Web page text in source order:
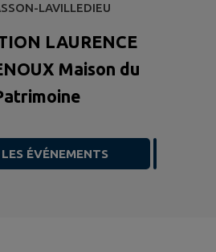
LAVILLEDIEU
LAURENCE
Maison du
ÉVÉNEMENTS